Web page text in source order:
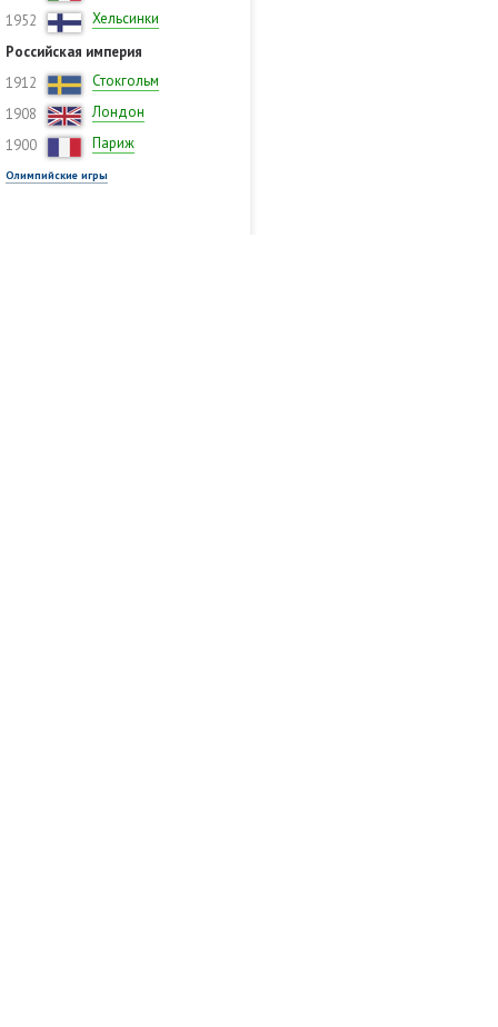
1952
Хельсинки
Российская империя
1912
Стокгольм
1908
Лондон
1900
Париж
Олимпийские игры